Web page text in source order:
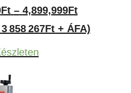
Ft – 4,899,999Ft
858 267Ft + ÁFA)